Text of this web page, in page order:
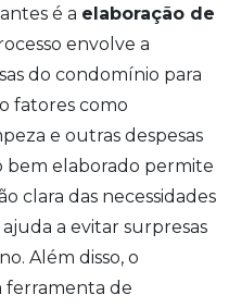
é a elaboração de
envolve a
do condomínio para
fatores como
e outras despesas
bem elaborado permite
clara das necessidades
a evitar surpresas
Além disso, o
ferramenta de